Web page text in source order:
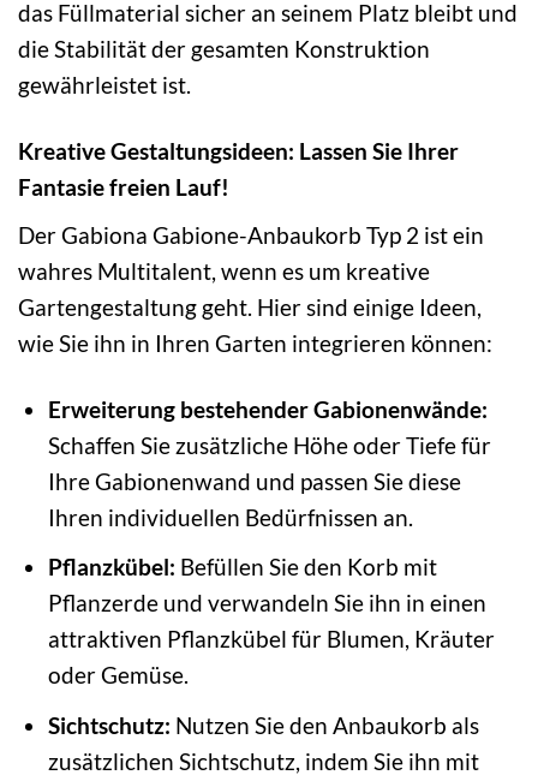
das Füllmaterial sicher an seinem Platz bleibt und
die Stabilität der gesamten Konstruktion
gewährleistet ist.
Kreative Gestaltungsideen: Lassen Sie Ihrer
Fantasie freien Lauf!
Der Gabiona Gabione-Anbaukorb Typ 2 ist ein
wahres Multitalent, wenn es um kreative
Gartengestaltung geht. Hier sind einige Ideen,
wie Sie ihn in Ihren Garten integrieren können:
Erweiterung bestehender Gabionenwände:
Schaffen Sie zusätzliche Höhe oder Tiefe für
Ihre Gabionenwand und passen Sie diese
Ihren individuellen Bedürfnissen an.
Pflanzkübel: Befüllen Sie den Korb mit
Pflanzerde und verwandeln Sie ihn in einen
attraktiven Pflanzkübel für Blumen, Kräuter
oder Gemüse.
Sichtschutz: Nutzen Sie den Anbaukorb als
zusätzlichen Sichtschutz, indem Sie ihn mit